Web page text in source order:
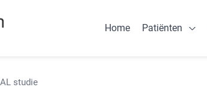
Home
Patiënten
studie